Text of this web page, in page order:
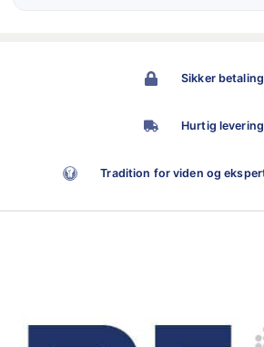
Sikker betaling
Hurtig levering
Tradition for viden og